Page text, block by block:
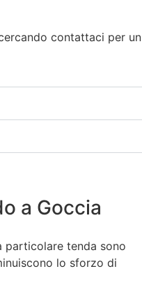
contattaci per un
a Goccia
particolare tenda sono
lo sforzo di